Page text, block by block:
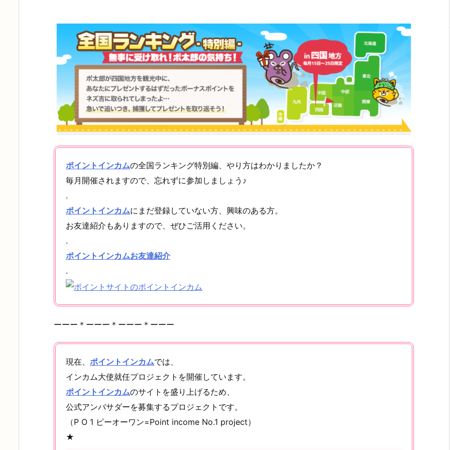
ポイントインカムの全国ランキング特別編、やり方はわかりましたか？
毎月開催されますので、忘れずに参加しましょう♪
.
ポイントインカムにまだ登録していない方、興味のある方。
お友達紹介もありますので、ぜひご活用ください。
.
ポイントインカムお友達紹介
.
ーーー＊ーーー＊ーーー＊ーーー
現在、 ポイントインカムでは、
インカム大使就任プロジェクトを開催しています。
ポイントインカムのサイトを盛り上げるため、
公式アンバサダーを募集するプロジェクトです。
（P O 1 ピーオーワン=Point income No.1 project）
★